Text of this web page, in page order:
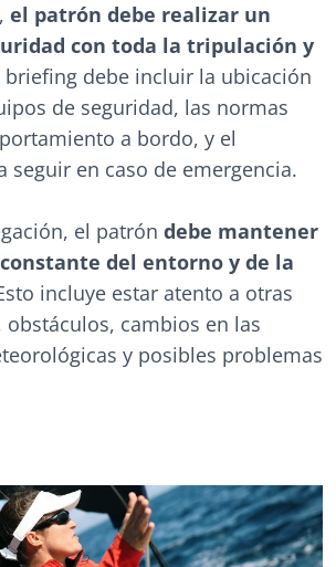
el patrón debe realizar un
con toda la tripulación y
briefing debe incluir la ubicación
de seguridad, las normas
a bordo, y el
seguir en caso de emergencia.
el patrón debe mantener
del entorno y de la
incluye estar atento a otras
obstáculos, cambios en las
y posibles problemas